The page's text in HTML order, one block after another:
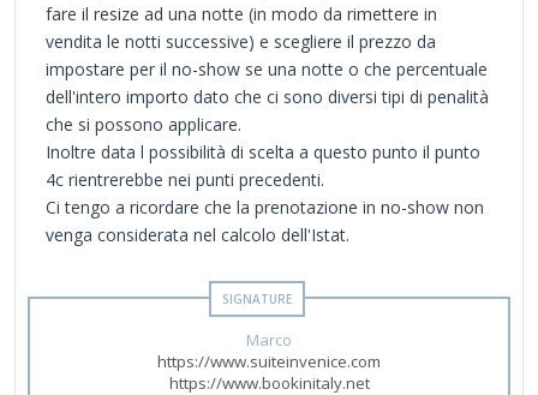
fare il resize ad una notte (in modo da rimettere in
vendita le notti successive) e scegliere il prezzo da
impostare per il no-show se una notte o che percentuale
dell'intero importo dato che ci sono diversi tipi di penalità
che si possono applicare.
Inoltre data l possibilità di scelta a questo punto il punto
4c rientrerebbe nei punti precedenti.
Ci tengo a ricordare che la prenotazione in no-show non
venga considerata nel calcolo dell'Istat.
Marco
https://www.suiteinvenice.com
https://www.bookinitaly.net